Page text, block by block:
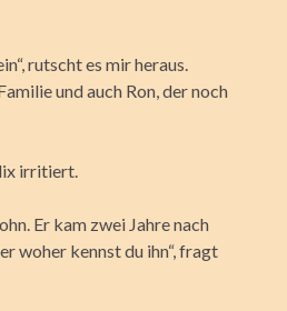
rutscht es mir heraus.
und auch Ron, der noch
irritiert.
Er kam zwei Jahre nach
woher kennst du ihn“, fragt